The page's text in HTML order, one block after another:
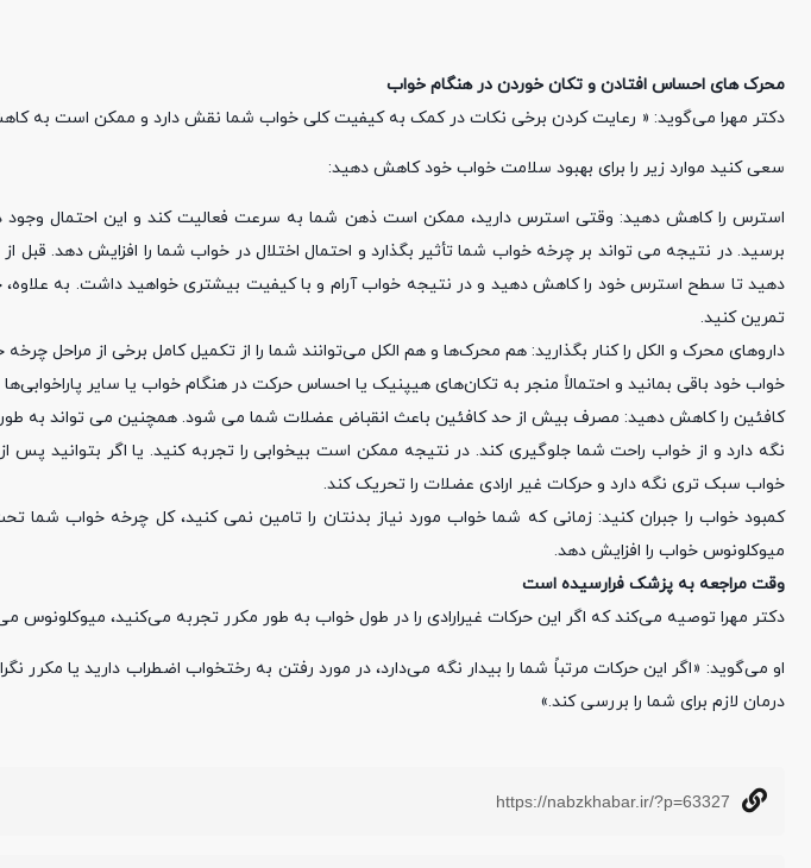
محرک های احساس افتادن و تکان خوردن در هنگام خواب
دکتر مهرا می‌گوید: « رعایت کردن برخی نکات در کمک به کیفیت کلی خواب شما نقش دارد و ممکن است به
سعی کنید موارد زیر را برای بهبود سلامت خواب خود کاهش دهید:
استرس را کاهش دهید: وقتی استرس دارید، ممکن است ذهن شما به سرعت فعالیت کند و این احتمال وجود
برسید. در نتیجه می تواند بر چرخه خواب شما تأثیر بگذارد و احتمال اختلال در خواب شما را افزایش دهد. قبل
دهید تا سطح استرس خود را کاهش دهید و در نتیجه خواب آرام و با کیفیت بیشتری خواهید داشت. به علاوه،
تمرین کنید.
داروهای محرک و الکل را کنار بگذارید: هم محرک‌ها و هم الکل می‌توانند شما را از تکمیل کامل برخی از مراحل
خواب خود باقی بمانید و احتمالاً منجر به تکان‌های هیپنیک یا احساس حرکت در هنگام خواب یا سایر
کافئین را کاهش دهید: مصرف بیش از حد کافئین باعث انقباض عضلات شما می شود. همچنین می تواند به طور
نگه دارد و از خواب راحت شما جلوگیری کند. در نتیجه ممکن است بیخوابی را تجربه کنید. یا اگر بتوانید پس
خواب سبک تری نگه دارد و حرکات غیر ارادی عضلات را تحریک کند.
کمبود خواب را جبران کنید: زمانی که شما خواب مورد نیاز بدنتان را تامین نمی کنید، کل چرخه خواب شما
میوکلونوس خواب را افزایش دهد.
وقت مراجعه به پزشک فرارسیده است
دکتر مهرا توصیه می‌کند که اگر این حرکات غیرارادی را در طول خواب به طور مکرر تجربه می‌کنید، میوکلونوس
او می‌گوید: «اگر این حرکات مرتباً شما را بیدار نگه می‌دارد، در مورد رفتن به رختخواب اضطراب دارید یا مکرر
درمان لازم برای شما را بررسی کند.»
https://nabzkhabar.ir/?p=63327